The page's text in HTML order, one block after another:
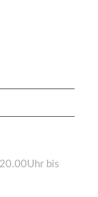
bis